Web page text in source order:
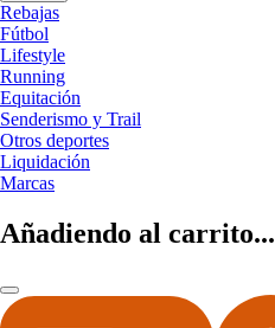
Rebajas
Fútbol
Lifestyle
Running
Equitación
Senderismo y Trail
Otros deportes
Liquidación
Marcas
Añadiendo al carrito...